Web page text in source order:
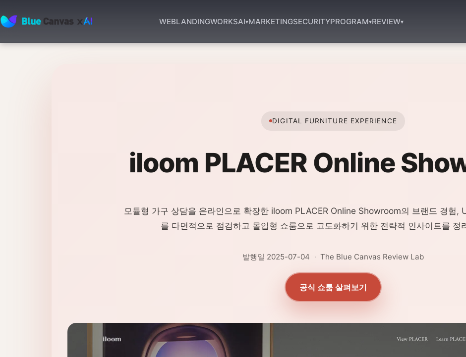
BLUECANVAS
WEBLANDINGWORKSAI▾MARKETINGSECURITYPROGRAM▾REVIEW▾
DIGITAL FURNITURE EXPERIENCE
iloom PLACER Online
모듈형 가구 상담을 온라인으로 확장한 iloom PLACER Online Showroom의 브랜드 경험,
를 다면적으로 점검하고 몰입형 쇼룸으로 고도화하기 위한 전략적 인사이트를 정
발행일 2025-07-04 · The Blue Canvas Review Lab
공식 쇼룸 살펴보기